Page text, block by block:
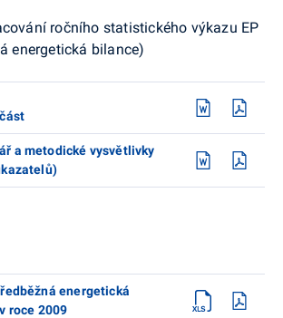
ročního statistického výkazu EP
energetická bilance)
a metodické vysvětlivky
energetická
roce 2009